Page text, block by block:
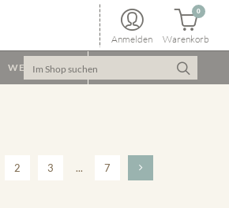
Anmelden Warenkorb
0
WEINPAKET
2 3 ... 7